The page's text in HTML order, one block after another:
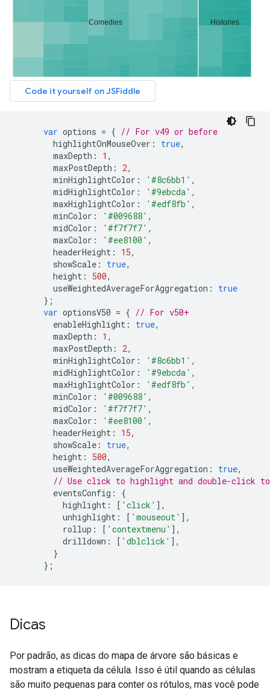
var options = { // For v49 or before
highlightOnMouseOver : true,
maxDepth : 1 ,
maxPostDepth : 2,
minHighlightColor : '#8c6bb1' ,
midHighlightColor : '#9ebcda' ,
maxHighlightColor : '#edf8fb' ,
minColor : '#009688' ,
midColor : '#f7f7f7' ,
maxColor : '#ee8100' ,
headerHeight : 15,
showScale : true,
height : 500,
useWeightedAverageForAggregation :
true
};
var optionsV50 = { // For v50+
enableHighlight : true,
maxDepth : 1 ,
maxPostDepth : 2,
minHighlightColor : '#8c6bb1' ,
midHighlightColor : '#9ebcda' ,
maxHighlightColor : '#edf8fb' ,
minColor : '#009688' ,
midColor : '#f7f7f7' ,
maxColor : '#ee8100' ,
headerHeight : 15,
showScale : true,
height : 500,
useWeightedAverageForAggregation : true,
// Use click to highlight and double-click
eventsConfig :
{
highlight : [ 'click' ],
unhighlight : [ 'mouseout' ],
rollup : [ 'contextmenu' ],
drilldown : [ 'dblclick' ],
}
};
Dicas
Por padrão, as dicas do mapa de árvore são básicas e
mostram a etiqueta da célula. Isso é útil quando as células
são muito pequenas para conter os rótulos, mas você pode